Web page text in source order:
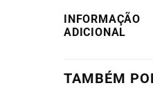
INFORMAÇÃO
ADICIONAL
TAMBÉM